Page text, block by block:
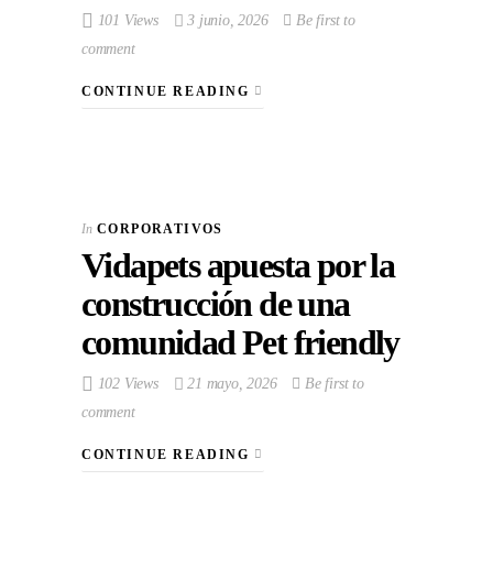
101 Views 3 junio, 2026
Be first to
comment
CONTINUE READING
In CORPORATIVOS
Vidapets apuesta por la
construcción de una
comunidad Pet friendly
102 Views 21 mayo, 2026
Be first to
comment
CONTINUE READING